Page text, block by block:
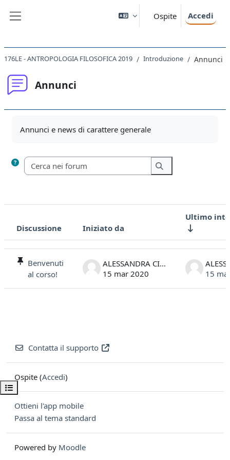
Ospite Accedi
Apri indice del corso
176LE - ANTROPOLOGIA FILOSOFICA 2019 Introduzione Annunci
Annunci
Annunci e news di carattere generale
Cerca nei forum
Cerca nei forum
Stato
Discussione Iniziato da
Ultimo
Benvenuti
al corso!
ALESSANDRA CISLAGHI
15 mar 2020
15
Contatta il supporto
Ospite (Accedi)
Ottieni l'app mobile
Passa al tema standard
Powered by Moodle